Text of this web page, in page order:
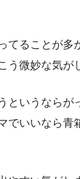
てることが多
う微妙な気が
というならが
でいいなら青